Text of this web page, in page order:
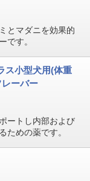
とマダニを効果的
です。
ス小型犬用(体重
ーバー
ートし内部および
ための薬です。